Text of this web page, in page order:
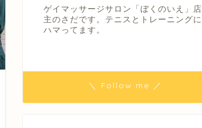
ゲイマッサージサロン「ぼくのいえ」店
主のさだです。テニスとトレーニングに
ハマってます。
＼ Follow me ／